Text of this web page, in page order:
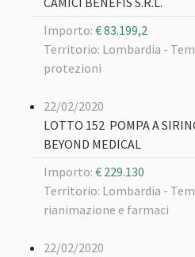
Importo: € 83.199,2
Territorio: Lombardia -
protezioni
22/02/2020
LOTTO 152 POMPA A
BEYOND MEDICAL
Importo: € 229.130
Territorio: Lombardia -
rianimazione e farmaci
22/02/2020